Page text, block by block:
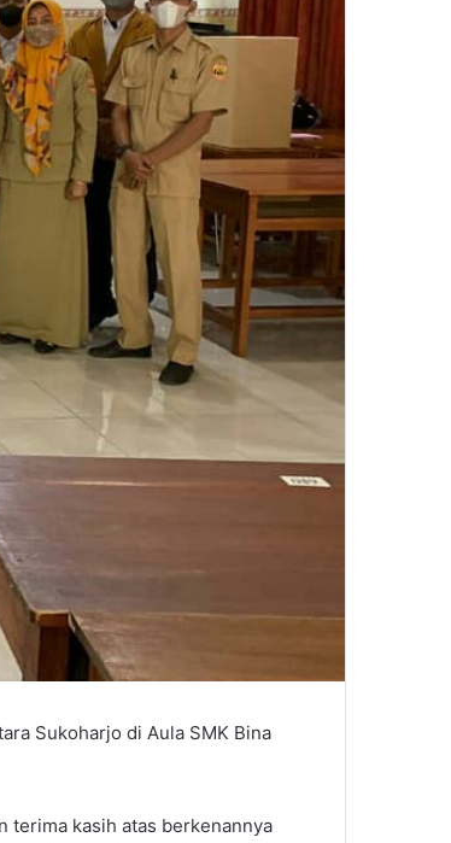
Sukoharjo di Aula SMK Bina
terima kasih atas berkenannya